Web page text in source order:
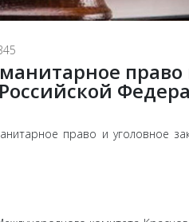
право
право и уголовное